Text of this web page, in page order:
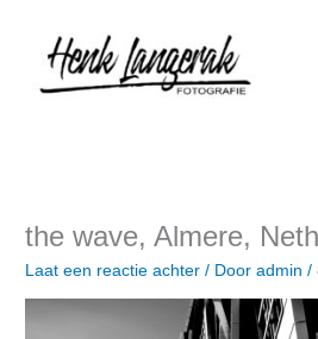
inhoud
the wave, Almere,
Laat een reactie achter / Dooradmin/